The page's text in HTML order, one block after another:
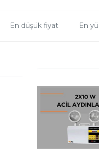
En düşük fiyat En